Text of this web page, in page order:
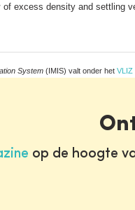
of excess density and settling
System (IMIS) valt onder het VLIZ
op de hoogte